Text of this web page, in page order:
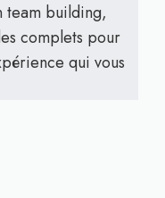
team building,
complets pour
qui vous